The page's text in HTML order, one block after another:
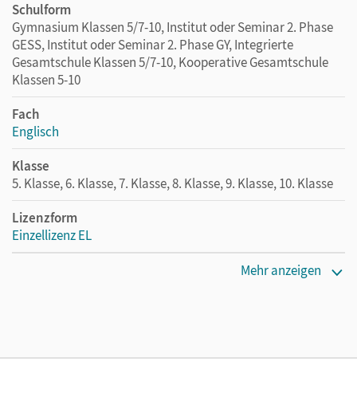
Schulform
Gymnasium Klassen 5/7-10, Institut oder Seminar 2. Phase
GESS, Institut oder Seminar 2. Phase GY, Integrierte
Gesamtschule Klassen 5/7-10, Kooperative Gesamtschule
Klassen 5-10
Fach
Englisch
Klasse
5. Klasse, 6. Klasse, 7. Klasse, 8. Klasse, 9. Klasse, 10. Klasse
Lizenzform
Einzellizenz EL
Mehr anzeigen